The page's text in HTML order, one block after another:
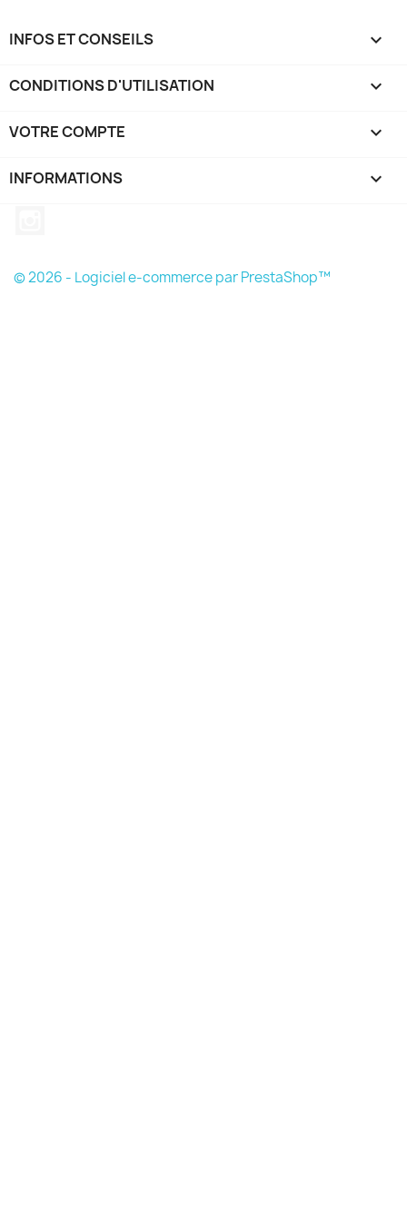
INFOS ET CONSEILS 
CONDITIONS D'UTILISATION 
VOTRE COMPTE 
INFORMATIONS keyboard_arrow_down
© 2026 - Logiciel e-commerce par PrestaShop™